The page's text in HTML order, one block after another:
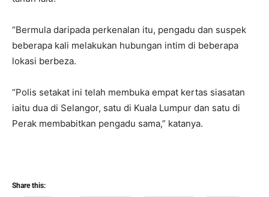
“Bermula daripada perkenalan itu, pengadu dan suspek
beberapa kali melakukan hubungan intim di beberapa
lokasi berbeza.
“Polis setakat ini telah membuka empat kertas siasatan
iaitu dua di Selangor, satu di Kuala Lumpur dan satu di
Perak membabitkan pengadu sama,” katanya.
Share this: